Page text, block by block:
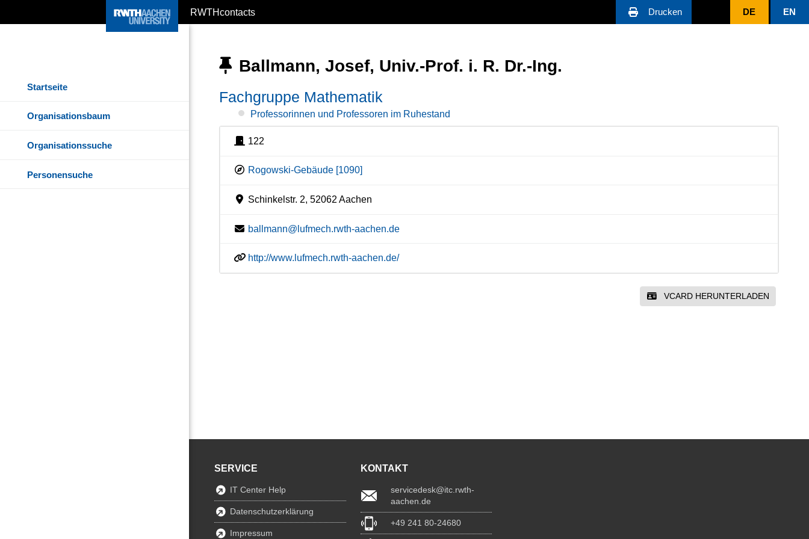
RWTHcontacts Drucken DE EN
Startseite
Organisationsbaum
Organisationssuche
Personensuche
Ballmann, Josef, Univ.-Prof. i. R. Dr.-Ing.
Fachgruppe Mathematik
Professorinnen und Professoren im Ruhestand
122
Rogowski-Gebäude [1090]
Schinkelstr. 2, 52062 Aachen
ballmann@lufmech.rwth-aachen.de
http://www.lufmech.rwth-aachen.de/
VCARD HERUNTERLADEN
SERVICE
IT Center Help
Datenschutzerklärung
Impressum
KONTAKT
servicedesk@itc.rwth-
aachen.de
+49 241 80-24680